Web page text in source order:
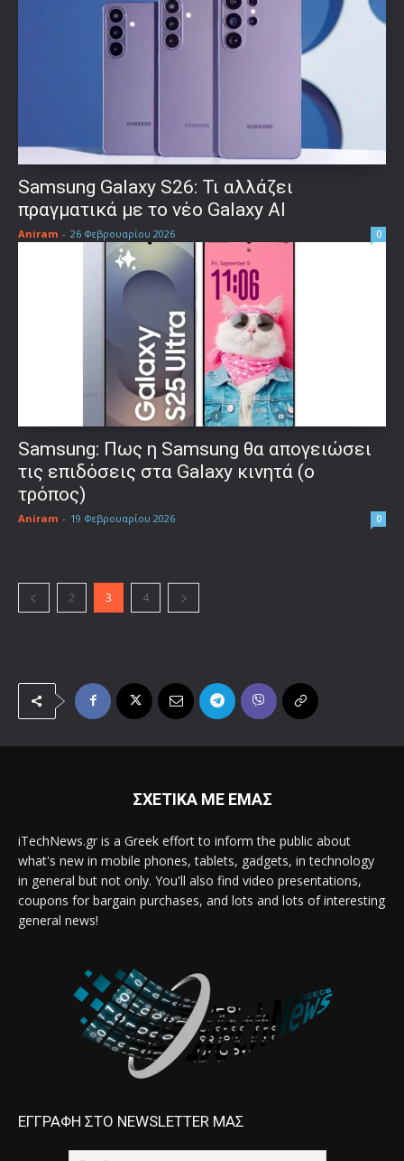
Samsung Galaxy S26: Τι αλλάζει
πραγματικά με το νέο Galaxy AI
Aniram - 26 Φεβρουαρίου 2026 0
Samsung: Πως η Samsung θα απογειώσει
τις επιδόσεις στα Galaxy κινητά (ο
τρόπος)
Aniram - 19 Φεβρουαρίου 2026 0
2 3 4
ΣΧΕΤΙΚΑ ΜΕ ΕΜΑΣ
iTechNews.gr is a Greek effort to inform the public about
what's new in mobile phones, tablets, gadgets, in technology
in general but not only. You'll also find video presentations,
coupons for bargain purchases, and lots and lots of interesting
general news!
ΕΓΓΡΑΦΗ ΣΤΟ NEWSLETTER ΜΑΣ